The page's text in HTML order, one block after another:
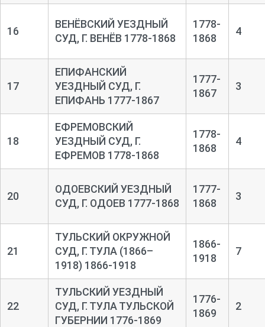
16
ВЕНЁВСКИЙ УЕЗДНЫЙ
СУД, Г. ВЕНЁВ 1778-1868
1778-
1868
4
17
ЕПИФАНСКИЙ
УЕЗДНЫЙ СУД, Г.
ЕПИФАНЬ 1777-1867
1777-
1867
3
18
ЕФРЕМОВСКИЙ
УЕЗДНЫЙ СУД, Г.
ЕФРЕМОВ 1778-1868
1778-
1868
4
20
ОДОЕВСКИЙ УЕЗДНЫЙ
СУД, Г. ОДОЕВ 1777-1868
1777-
1868
3
21
ТУЛЬСКИЙ ОКРУЖНОЙ
СУД, Г. ТУЛА (1866–
1918) 1866-1918
1866-
1918
7
22
ТУЛЬСКИЙ УЕЗДНЫЙ
СУД, Г. ТУЛА ТУЛЬСКОЙ
ГУБЕРНИИ 1776-1869
1776-
1869
2